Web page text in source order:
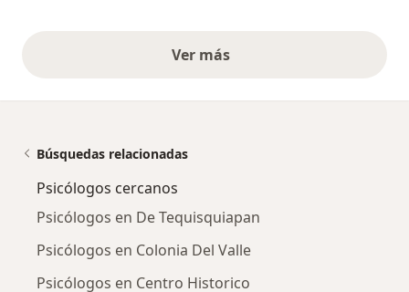
Ver másopiniones anteriores
Búsquedas relacionadas
Psicólogos cercanos
Psicólogos en De Tequisquiapan
Psicólogos en Colonia Del Valle
Psicólogos en Centro Historico